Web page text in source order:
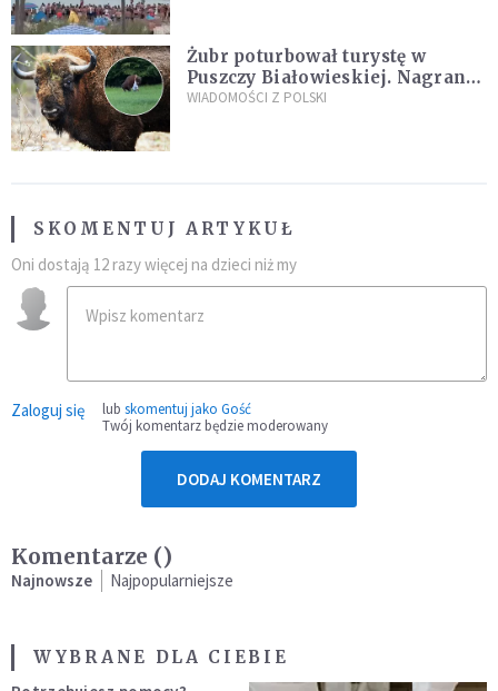
Żubr poturbował turystę w
Puszczy Białowieskiej. Nagranie
daje do myślenia
WIADOMOŚCI Z POLSKI
SKOMENTUJ ARTYKUŁ
Oni dostają 12 razy więcej na dzieci niż my
Zaloguj się lub skomentuj jako Gość
Twój komentarz będzie moderowany
DODAJ KOMENTARZ
Komentarze ()
Najnowsze Najpopularniejsze
WYBRANE DLA CIEBIE